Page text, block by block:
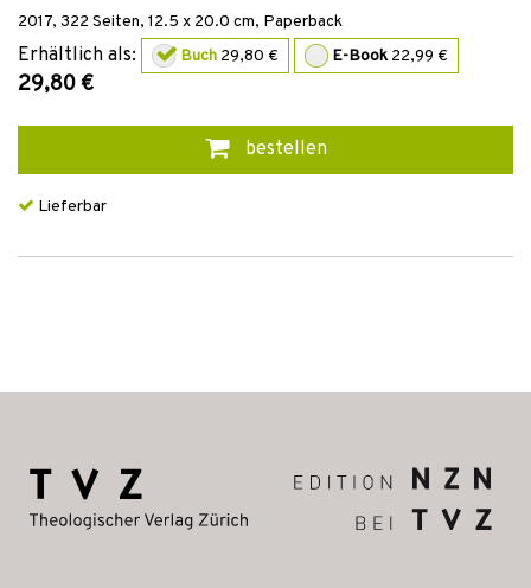
2017, 322 Seiten, 12.5 x 20.0 cm, Paperback
Erhältlich als: Buch 29,80 € E-Book 22,99 €
29,80 €
bestellen
Lieferbar